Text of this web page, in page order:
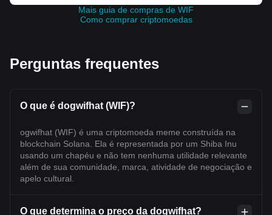
Mais guia de compras de WIF
Como comprar criptomoedas
Perguntas frequentes
O que é dogwifhat (WIF)?
ogwifhat (WIF) é uma criptomoeda meme construída na
blockchain Solana. Ela é representada por um Shiba Inu
usando um chapéu e não tem nenhuma utilidade relevante
além de sua comunidade, marca, atividade de negociação e
apelo cultural.
O que determina o preço da dogwifhat?